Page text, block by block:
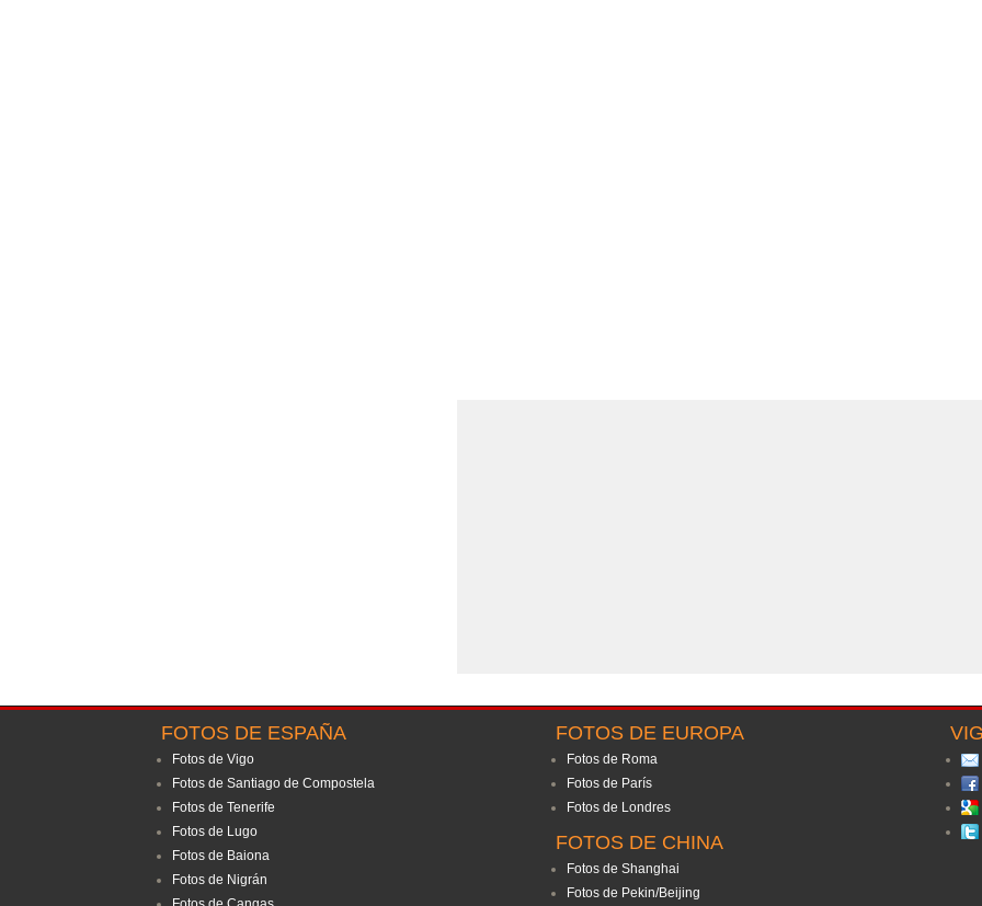
FOTOS DE ESPAÑA
Fotos de Vigo
Fotos de Santiago de Compostela
Fotos de Tenerife
Fotos de Lugo
Fotos de Baiona
Fotos de Nigrán
FOTOS DE EUROPA
Fotos de Roma
Fotos de París
Fotos de Londres
FOTOS DE CHINA
Fotos de Shanghai
Fotos de Pekin/Beijing